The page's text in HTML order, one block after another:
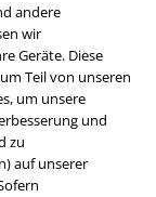
andere
wir
Geräte. Diese
Teil von unseren
um unsere
und
zu
auf unserer